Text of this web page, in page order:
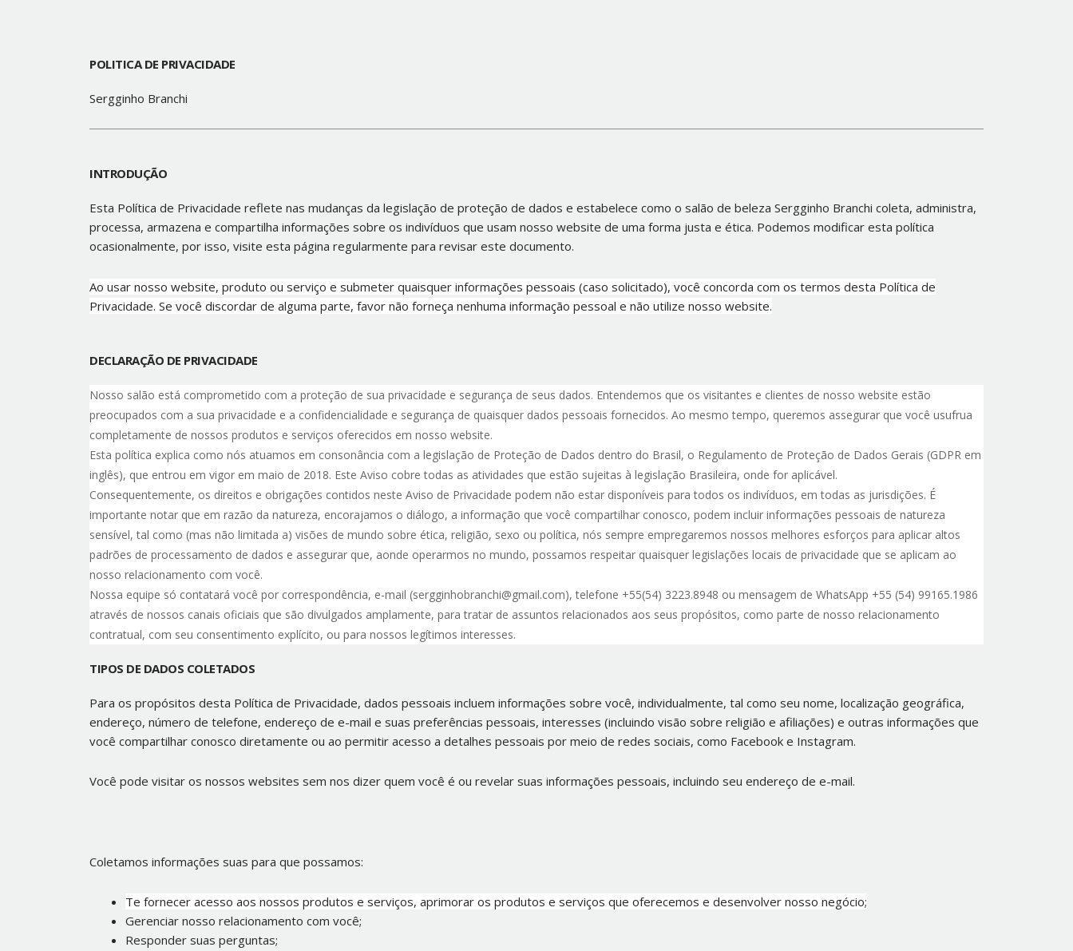
POLITICA DE PRIVACIDADE
Sergginho Branchi
INTRODUÇÃO
Esta Política de Privacidade reflete nas mudanças da legislação de proteção de dados e estabelece como o salão de beleza Sergginho Branchi coleta, administra,
processa, armazena e compartilha informações sobre os indivíduos que usam nosso website de uma forma justa e ética. Podemos modificar esta política
ocasionalmente, por isso, visite esta página regularmente para revisar este documento.
Ao usar nosso website, produto ou serviço e submeter quaisquer informações pessoais (caso solicitado), você concorda com os termos desta Política de
Privacidade. Se você discordar de alguma parte, favor não forneça nenhuma informação pessoal e não utilize nosso website.
DECLARAÇÃO DE PRIVACIDADE
Nosso salão está comprometido com a proteção de sua privacidade e segurança de seus dados. Entendemos que os visitantes e clientes de nosso website estão
preocupados com a sua privacidade e a confidencialidade e segurança de quaisquer dados pessoais fornecidos. Ao mesmo tempo, queremos assegurar que você usufrua
completamente de nossos produtos e serviços oferecidos em nosso website.
Esta política explica como nós atuamos em consonância com a legislação de Proteção de Dados dentro do Brasil, o Regulamento de Proteção de Dados Gerais (GDPR em
inglês), que entrou em vigor em maio de 2018. Este Aviso cobre todas as atividades que estão sujeitas à legislação Brasileira, onde for aplicável.
Consequentemente, os direitos e obrigações contidos neste Aviso de Privacidade podem não estar disponíveis para todos os indivíduos, em todas as jurisdições. É
importante notar que em razão da natureza, encorajamos o diálogo, a informação que você compartilhar conosco, podem incluir informações pessoais de natureza
sensível, tal como (mas não limitada a) visões de mundo sobre ética, religião, sexo ou política, nós sempre empregaremos nossos melhores esforços para aplicar altos
padrões de processamento de dados e assegurar que, aonde operarmos no mundo, possamos respeitar quaisquer legislações locais de privacidade que se aplicam ao
nosso relacionamento com você.
Nossa equipe só contatará você por correspondência, e-mail (sergginhobranchi@gmail.com), telefone +55(54) 3223.8948 ou mensagem de WhatsApp +55 (54) 99165.1986
através de nossos canais oficiais que são divulgados amplamente, para tratar de assuntos relacionados aos seus propósitos, como parte de nosso relacionamento
contratual, com seu consentimento explícito, ou para nossos legítimos interesses.
TIPOS DE DADOS COLETADOS
Para os propósitos desta Política de Privacidade, dados pessoais incluem informações sobre você, individualmente, tal como seu nome, localização geográfica,
endereço, número de telefone, endereço de e-mail e suas preferências pessoais, interesses (incluindo visão sobre religião e afiliações) e outras informações que
você compartilhar conosco diretamente ou ao permitir acesso a detalhes pessoais por meio de redes sociais, como Facebook e Instagram.
Você pode visitar os nossos websites sem nos dizer quem você é ou revelar suas informações pessoais, incluindo seu endereço de e-mail.
Coletamos informações suas para que possamos:
Te fornecer acesso aos nossos produtos e serviços, aprimorar os produtos e serviços que oferecemos e desenvolver nosso negócio;
Gerenciar nosso relacionamento com você;
Responder suas perguntas;